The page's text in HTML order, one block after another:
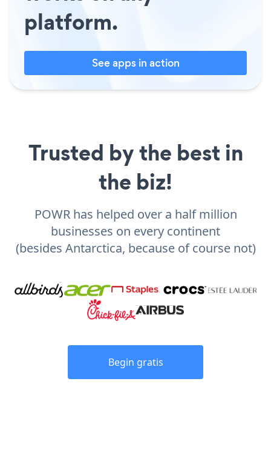
platform.
See apps in action
Trusted by the best in
the biz!
POWR has helped over a half million
businesses on every continent
(besides Antarctica, because of course not)
Begin gratis